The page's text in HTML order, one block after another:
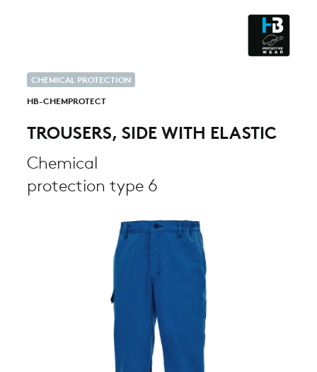
CHEMICAL PROTECTION
HB-CHEMPROTECT
TROUSERS, SIDE WITH ELASTIC
Chemical
protection type 6